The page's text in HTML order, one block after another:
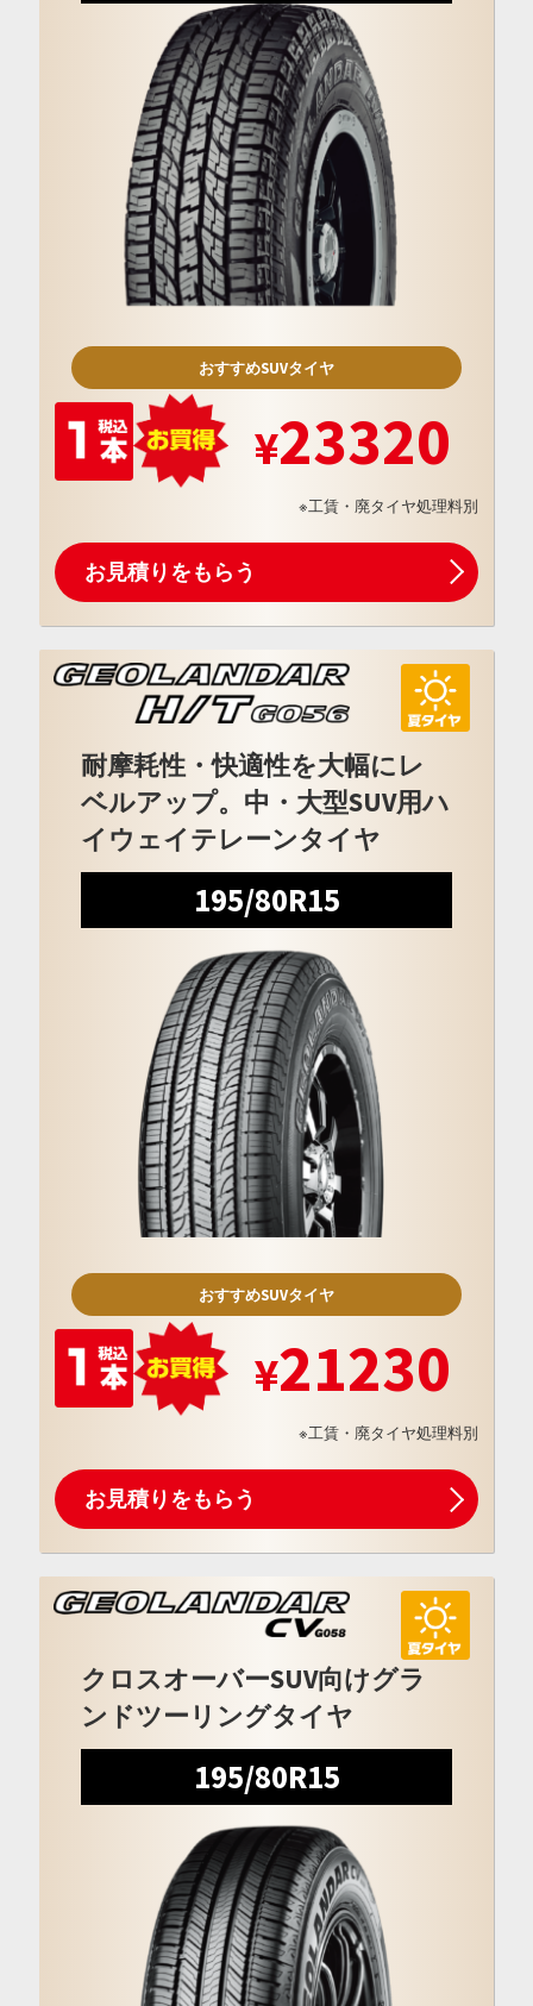
おすすめSUVタイヤ
23320
※工賃・廃タイヤ処理料別
お見積りをもらう
耐摩耗性・快適性を大幅にレ
ベルアップ。中・大型SUV用ハ
イウェイテレーンタイヤ
195/80R15
おすすめSUVタイヤ
21230
※工賃・廃タイヤ処理料別
お見積りをもらう
クロスオーバーSUV向けグラ
ンドツーリングタイヤ
195/80R15